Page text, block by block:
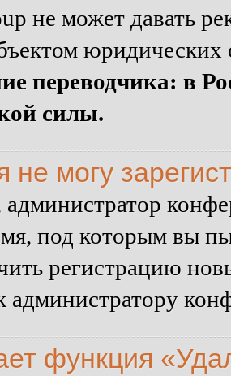
не может давать
переводчика: в
силы.
не могу
под которым вы
регистрацию
функция